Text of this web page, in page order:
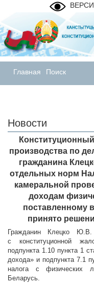
Главная Поиск
Новости
производства по
гражданина
отдельных норм
камеральной
доходам
поставленному
принято
Гражданин Клецко
с конституционной
подпункта 1.10 пункта 1
дохода» и подпункта 7.1
налога с физических
Беларусь.